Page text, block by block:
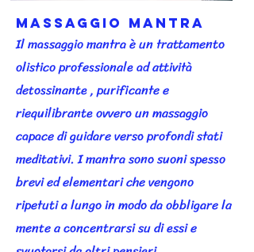
Massaggio Mantra
Il massaggio mantra è un trattamento
olistico professionale ad attività
detossinante , purificante e
riequilibrante ovvero un massaggio
capace di guidare verso profondi stati
meditativi. I mantra sono suoni spesso
brevi ed elementari che vengono
ripetuti a lungo in modo da obbligare la
mente a concentrarsi su di essi e